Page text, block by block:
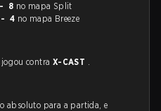
8 no mapa Split
- 4 no mapa Breeze
jogou contra X-CAST .
absoluto para a partida, e